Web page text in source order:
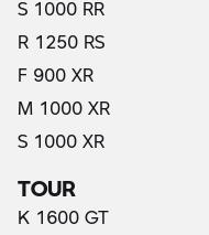
S 1000 RR
R 1250 RS
F 900 XR
M 1000 XR
S 1000 XR
TOUR
K 1600 GT